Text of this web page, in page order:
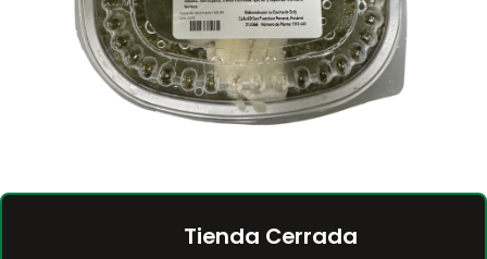
Tienda Cerrada